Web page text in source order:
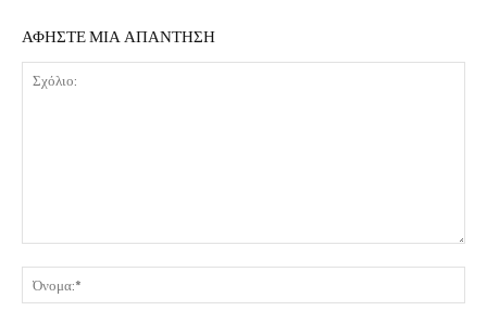
ΑΦΗΣΤΕ ΜΙΑ ΑΠΑΝΤΗΣΗ